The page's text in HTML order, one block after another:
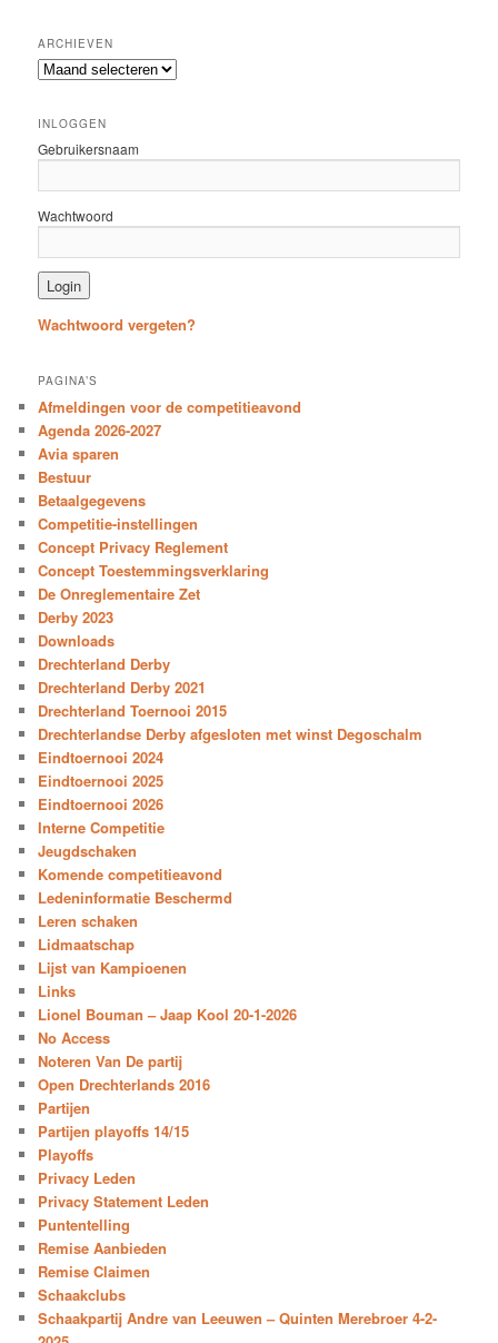
ARCHIEVEN
Archieven
INLOGGEN
Gebruikersnaam
Wachtwoord
Wachtwoord vergeten?
PAGINA’S
Afmeldingen voor de competitieavond
Agenda 2026-2027
Avia sparen
Bestuur
Betaalgegevens
Competitie-instellingen
Concept Privacy Reglement
Concept Toestemmingsverklaring
De Onreglementaire Zet
Derby 2023
Downloads
Drechterland Derby
Drechterland Derby 2021
Drechterland Toernooi 2015
Drechterlandse Derby afgesloten met winst Degoschalm
Eindtoernooi 2024
Eindtoernooi 2025
Eindtoernooi 2026
Interne Competitie
Jeugdschaken
Komende competitieavond
Ledeninformatie Beschermd
Leren schaken
Lidmaatschap
Lijst van Kampioenen
Links
Lionel Bouman – Jaap Kool 20-1-2026
No Access
Noteren Van De partij
Open Drechterlands 2016
Partijen
Partijen playoffs 14/15
Playoffs
Privacy Leden
Privacy Statement Leden
Puntentelling
Remise Aanbieden
Remise Claimen
Schaakclubs
Schaakpartij Andre van Leeuwen – Quinten Merebroer 4-2-